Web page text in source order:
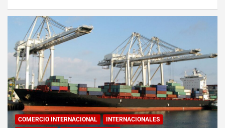
COMERCIO INTERNACIONAL
INTERNACIONALES